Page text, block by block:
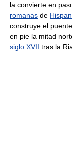
la convierte en
romanas de
construye el
en pie la mitad
siglo XVII tras la